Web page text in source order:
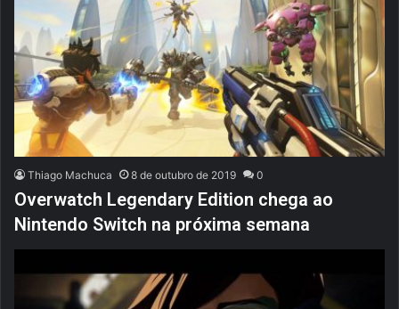
Thiago Machuca 8 de outubro de 2019 0
Overwatch Legendary Edition chega ao
Nintendo Switch na próxima semana